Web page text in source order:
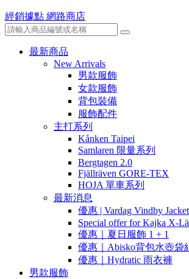
經銷據點 網路商店
最新商品
New Arrivals
男款服飾
女款服飾
背包裝備
服飾配件
主打系列
Kånken Taipei
Samlaren 限量系列
Bergtagen 2.0
Fjällräven GORE-TEX
HOJA 單車系列
最新消息
優惠 | Vardag Vindby Jacket
Special offer for Kajka X-
優惠｜夏日服飾 1 + 1
優惠｜Abisko背包水壺袋
優惠｜Hydratic 雨衣褲
男款服飾